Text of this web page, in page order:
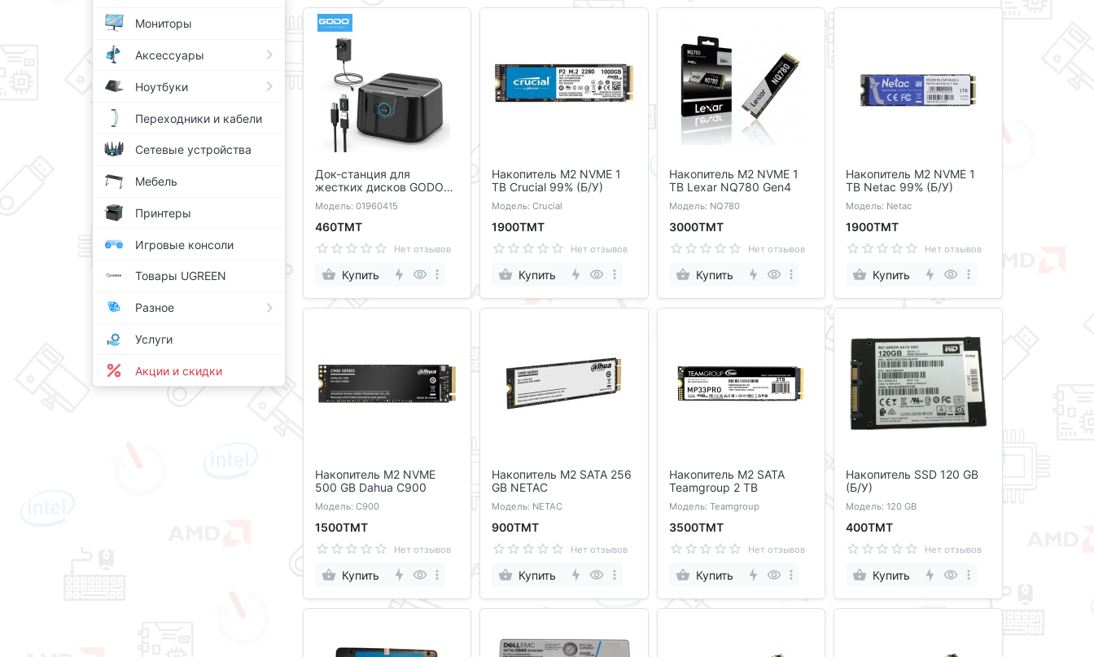
Мониторы
Аксессуары
Ноутбуки
Переходники и кабели
Сетевые устройства
Мебель
Принтеры
Игровые консоли
Товары UGREEN
Разное
Услуги
Акции и скидки
Док-станция для
жестких дисков GODO
на USB 2 порта
Модель: 01960415
460ТМТ
Нет отзывов
Купить
Накопитель M2 NVME 1
TB Crucial 99% (Б/У)
Модель: Crucial
1900ТМТ
Нет отзывов
Купить
Накопитель M2 NVME 1
TB Lexar NQ780 Gen4
Модель: NQ780
3000ТМТ
Нет отзывов
Купить
Накопитель M2 NVME 1
TB Netac 99% (Б/У)
Модель: Netac
1900ТМТ
Нет отзывов
Купить
Накопитель M2 NVME
500 GB Dahua C900
Модель: C900
1500ТМТ
Нет отзывов
Купить
Накопитель M2 SATA 256
GB NETAC
Модель: NETAC
900ТМТ
Нет отзывов
Купить
Накопитель M2 SATA
Teamgroup 2 TB
Модель: Teamgroup
3500ТМТ
Нет отзывов
Купить
Накопитель SSD 120 GB
(Б/У)
Модель: 120 GB
400ТМТ
Нет отзывов
Купить